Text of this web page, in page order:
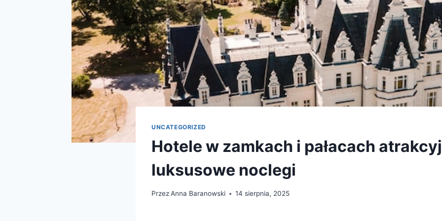
UNCATEGORIZED
Hotele w zamkach i pałacach
luksusowe noclegi
PrzezAnna Baranowski 14 sierpnia, 2025